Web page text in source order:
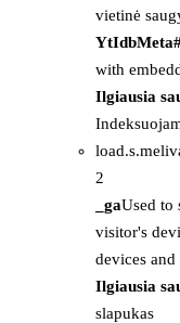
vietinė
with
Ilgiausia
2
_gaUsed to
visitor's
devices
Ilgiausia
slapukas